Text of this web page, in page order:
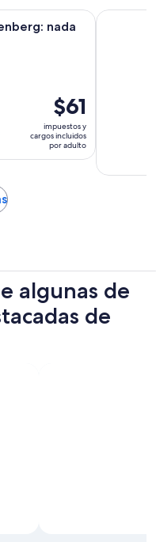
nada
El
precio
es
de
$61
impuestos y
cargos incluidos
por adulto
Se abrirá en unaBahía de
Se
algunas de
de